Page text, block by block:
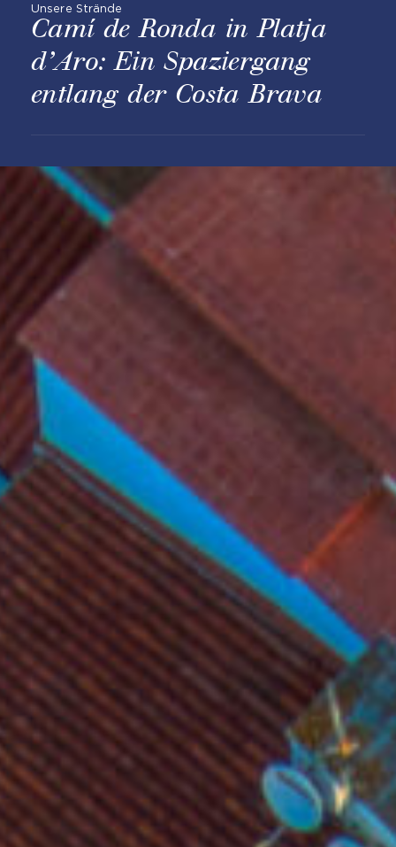
Unsere Strände
Camí de Ronda in Platja
d’Aro: Ein Spaziergang
entlang der Costa Brava